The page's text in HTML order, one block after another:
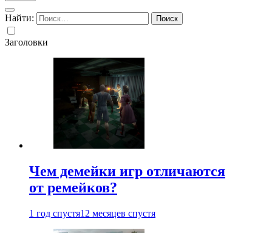
Найти:
Заголовки
Чем демейки игр отличаются
от ремейков?
1 год спустя12 месяцев спустя